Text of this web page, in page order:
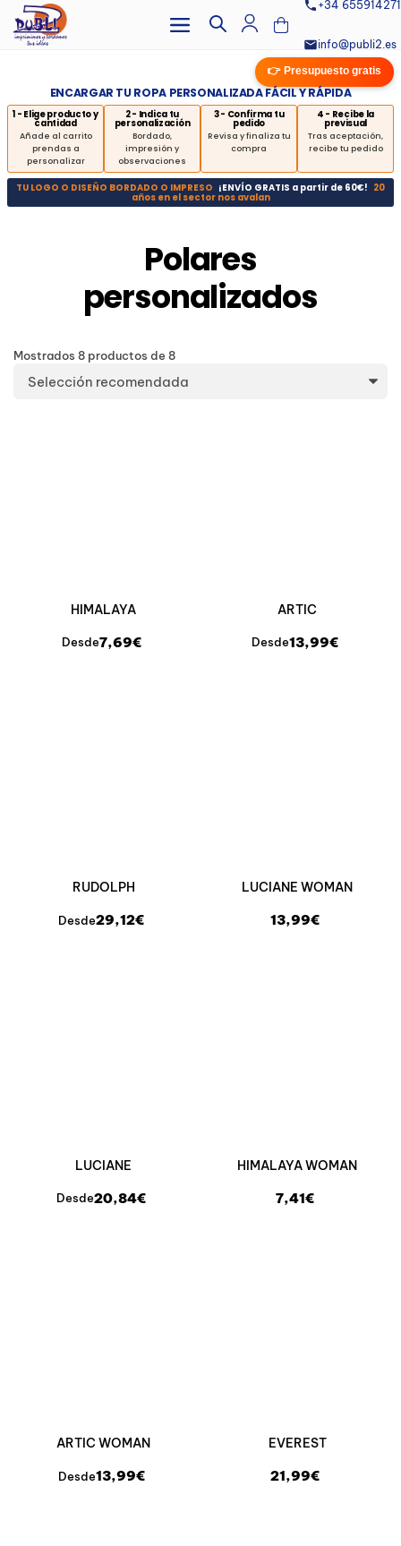
+34 655914271
info@publi2.es
👉 Presupuesto gratis
ENCARGAR TU ROPA PERSONALIZADA FÁCIL Y RÁPIDA
1 - Elige producto y
cantidad
Añade al carrito
prendas a
personalizar
2 - Indica tu
personalización
Bordado,
impresión y
observaciones
3 - Confirma tu
pedido
Revisa y finaliza tu
compra
4 - Recibe la
previsual
Tras aceptación,
recibe tu pedido
TU LOGO O DISEÑO BORDADO O IMPRESO ¡ENVÍO GRATIS a partir de 60€! 20
años en el sector nos avalan
Polares
personalizados
Mostrados 8 productos de 8
HIMALAYA
Desde7,69€
ARTIC
Desde13,99€
RUDOLPH
Desde29,12€
LUCIANE WOMAN
13,99€
LUCIANE
Desde20,84€
HIMALAYA WOMAN
7,41€
ARTIC WOMAN
Desde13,99€
EVEREST
21,99€